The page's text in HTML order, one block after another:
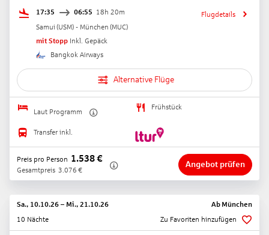
17:35 06:55 18h 20m
Samui (USM) - München (MUC)
mit Stopp Inkl. Gepäck
Bangkok Airways
Flugdetails
Alternative Flüge
Laut Programm
Frühstück
Transfer inkl.
Preis pro Person 1.538€
Gesamtpreis 3.076 €
Angebot prüfen
Sa., 10.10.26 – Mi., 21.10.26 Ab München
10 Nächte
Zu Favoriten hinzufügen